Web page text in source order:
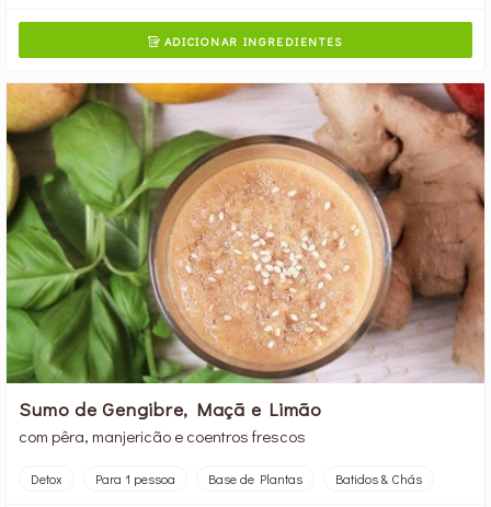
ADICIONAR INGREDIENTES
Sumo de Gengibre, Maçã e Limão
com pêra, manjericão e coentros frescos
Detox Para 1 pessoa Base de Plantas Batidos & Chás